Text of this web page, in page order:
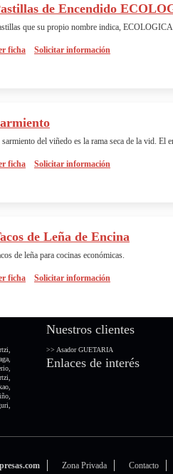
de Encendido
que su propio nombre indica,
ficha Solicitar información
sarmiento del viñedo es la rama seca de la vid. El
ficha Solicitar información
de Leña de Encina
de leña para cocinas económicas.
ficha Solicitar información
Nuestros clientes
>> Asador GUETARIA
Enlaces de interés
Zona Privada Contacto